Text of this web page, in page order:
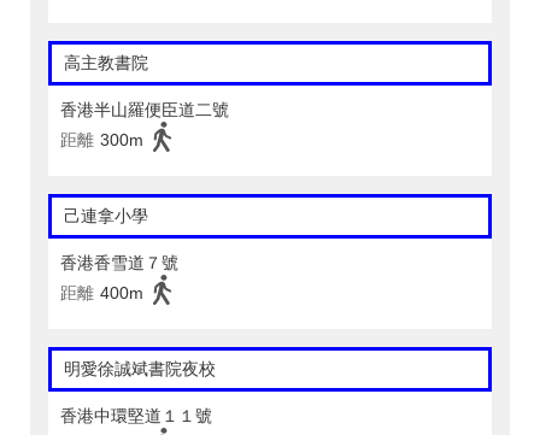
高主教書院
香港半山羅便臣道二號
距離 300m
己連拿小學
香港香雪道７號
距離 400m
明愛徐誠斌書院夜校
香港中環堅道１１號